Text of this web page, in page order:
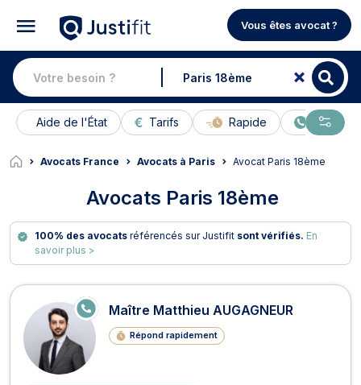
Vous êtes avocat ?
Aide de l'État Tarifs Rapide En ligne
Avocats France Avocats à Paris Avocat Paris 18ème
Avocats Paris 18ème
100% des avocatsréférencés sur Justifit sont vérifiés. En
savoir plus >
Avocats à Paris 18ème
Maître Matthieu AUGAGNEUR
Répond rapidement
E
N
N
E